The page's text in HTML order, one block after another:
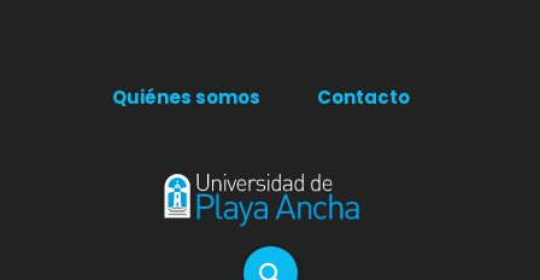
Quiénes somos Contacto